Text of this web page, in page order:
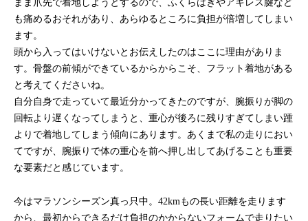
まま爪先で着地しようとするので、ふくらはぎやアキレス腱など
も痛めるおそれがあり、あらゆるところに負担が倍増してしまい
ます。
頭から入ってはいけないとお伝えしたのはここに理由がありま
す。骨盤の前傾ができているからからこそ、フラット着地がある
と考えてくださいね。
自分自身で走っていて最近分かってきたのですが、腕振りが脚の
回転より遅くなってしまうと、重心が後ろに残りすぎてしまい踵
よりで着地してしまう傾向にあります。あくまで私の走りにおい
てですが、腕振りで体の重心を前へ押し出してあげることも重要
な要素だと感じています。
今はマラソンシーズン真っ只中。42kmもの長い距離を走ります
から、最初からできるだけ負担のかからないフォームで走りたい